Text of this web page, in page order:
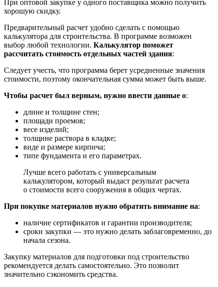
При оптовой закупке у одного поставщика можно получить
хорошую скидку.
Предварительный расчет удобно сделать с помощью
калькулятора для строительства. В программе возможен
выбор любой технологии. Калькулятор поможет
рассчитать стоимость отдельных частей здания:
Следует учесть, что программа берет усредненные значения
стоимости, поэтому окончательная сумма может быть выше.
Чтобы расчет был верным, нужно ввести данные о:
длине и толщине стен;
площади проемов;
весе изделий;
толщине раствора в кладке;
виде и размере кирпича;
типе фундамента и его параметрах.
Лучше всего работать с универсальным
калькулятором, который выдаст результат расчета
о стоимости всего сооружения в общих чертах.
При покупке материалов нужно обратить внимание на:
наличие сертификатов и гарантии производителя;
сроки закупки — это нужно делать заблаговременно, до
начала сезона.
Закупку материалов для подготовки под строительство
рекомендуется делать самостоятельно. Это позволит
значительно сэкономить средства.